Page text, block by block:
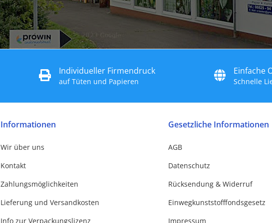
Individueller Firmendruck
auf Tüten und Papieren
Einfache
Schnelle
Informationen
Wir über uns
Kontakt
Zahlungsmöglichkeiten
Lieferung und Versandkosten
Info zur Verpackungslizenz
Gesetzliche Informationen
AGB
Datenschutz
Rücksendung & Widerruf
Einwegkunststofffondsgesetz
Impressum